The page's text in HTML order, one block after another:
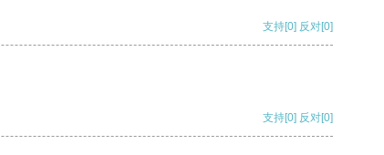
支持[0] 反对[0]
支持[0] 反对[0]